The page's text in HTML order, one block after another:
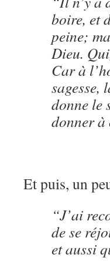
boire, et
peine;
Dieu.
Car à
sagesse,
donne le
donner à
Et puis, un
“J’ai
de se
et aussi